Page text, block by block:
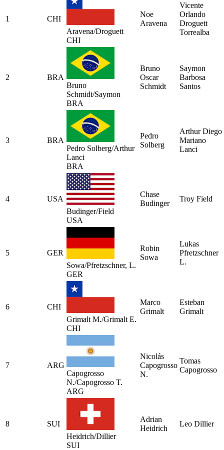
1
CHI
Aravena/Droguett
CHI
Noe
Aravena
Vicente
Orlando
Droguett
Torrealba
2
BRA
Bruno
Schmidt/Saymon
BRA
Bruno
Oscar
Schmidt
Saymon
Barbosa
Santos
3
BRA
Pedro Solberg/Arthur
Lanci
BRA
Pedro
Solberg
Arthur Diego
Mariano
Lanci
4
USA
Budinger/Field
USA
Chase
Budinger
Troy Field
5
GER
Sowa/Pfretzschner, L.
GER
Robin
Sowa
Lukas
Pfretzschner
L.
6
CHI
Grimalt M./Grimalt E.
CHI
Marco
Grimalt
Esteban
Grimalt
7
ARG
Capogrosso
N./Capogrosso T.
ARG
Nicolás
Capogrosso
N.
Tomas
Capogrosso
8
SUI
Heidrich/Dillier
SUI
Adrian
Heidrich
Leo Dillier